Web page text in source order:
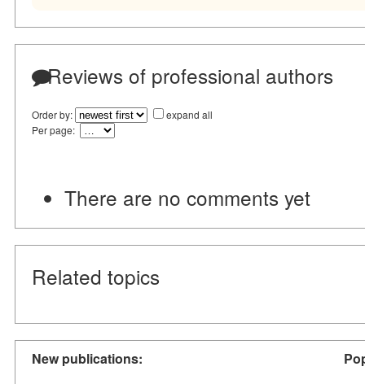
Reviews of professional authors
Order by:
expand all
Per page:
There are no comments yet
Related topics
New publications: